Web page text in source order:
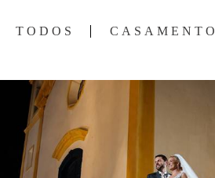
TODOS CASAMENTO